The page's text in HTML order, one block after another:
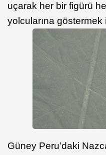
uçarak her bir figürü
yolcularına
Güney Peru’daki